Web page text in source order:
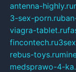
antenna-highly.ru
3-sex-porn.ru
viagra-tablet.ru
fincontech.ru
rebus-toys.ru
medsprawo-4-